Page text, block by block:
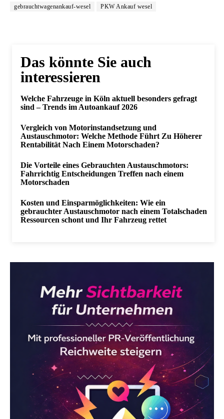
gebrauchtwagenankauf-wesel PKW Ankauf wesel
Das könnte Sie auch
interessieren
Welche Fahrzeuge in Köln aktuell besonders gefragt
sind – Trends im Autoankauf 2026
Vergleich von Motorinstandsetzung und
Austauschmotor: Welche Methode Führt Zu Höherer
Rentabilität Nach Einem Motorschaden?
Die Vorteile eines Gebrauchten Austauschmotors:
Fahrrichtig Entscheidungen Treffen nach einem
Motorschaden
Kosten und Einsparmöglichkeiten: Wie ein
gebrauchter Austauschmotor nach einem Totalschaden
Ressourcen schont und Ihr Fahrzeug rettet